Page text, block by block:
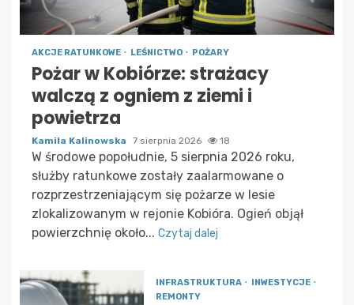
AKCJE RATUNKOWE LEŚNICTWO POŻARY
Pożar w Kobiórze: strażacy
walczą z ogniem z ziemi i
powietrza
Kamila Kalinowska 7 sierpnia 2026 18
W środowe popołudnie, 5 sierpnia 2026 roku,
służby ratunkowe zostały zaalarmowane o
rozprzestrzeniającym się pożarze w lesie
zlokalizowanym w rejonie Kobióra. Ogień objął
powierzchnię około... Czytaj dalej
INFRASTRUKTURA
INWESTYCJE
REMONTY